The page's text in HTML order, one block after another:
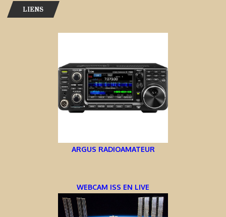
LIENS
ARGUS RADIOAMATEUR
WEBCAM ISS EN LIVE